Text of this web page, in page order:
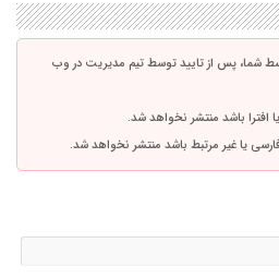
شما، پس از تایید توسط تیم مدیریت در وب
باشد منتشر نخواهد شد.
فارسی یا غیر مرتبط باشد منتشر نخواهد شد.